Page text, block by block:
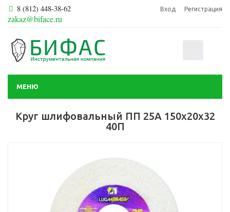
8 (812) 448-38-62
zakaz@biface.ru
Вход Регистрация
МЕНЮ
Круг шлифовальный ПП 25А 150х20х32
40П